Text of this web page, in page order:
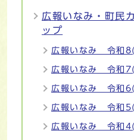
広報いなみ・町民
ップ
広報いなみ 令和
広報いなみ 令和
広報いなみ 令和
広報いなみ 令和
広報いなみ 令和